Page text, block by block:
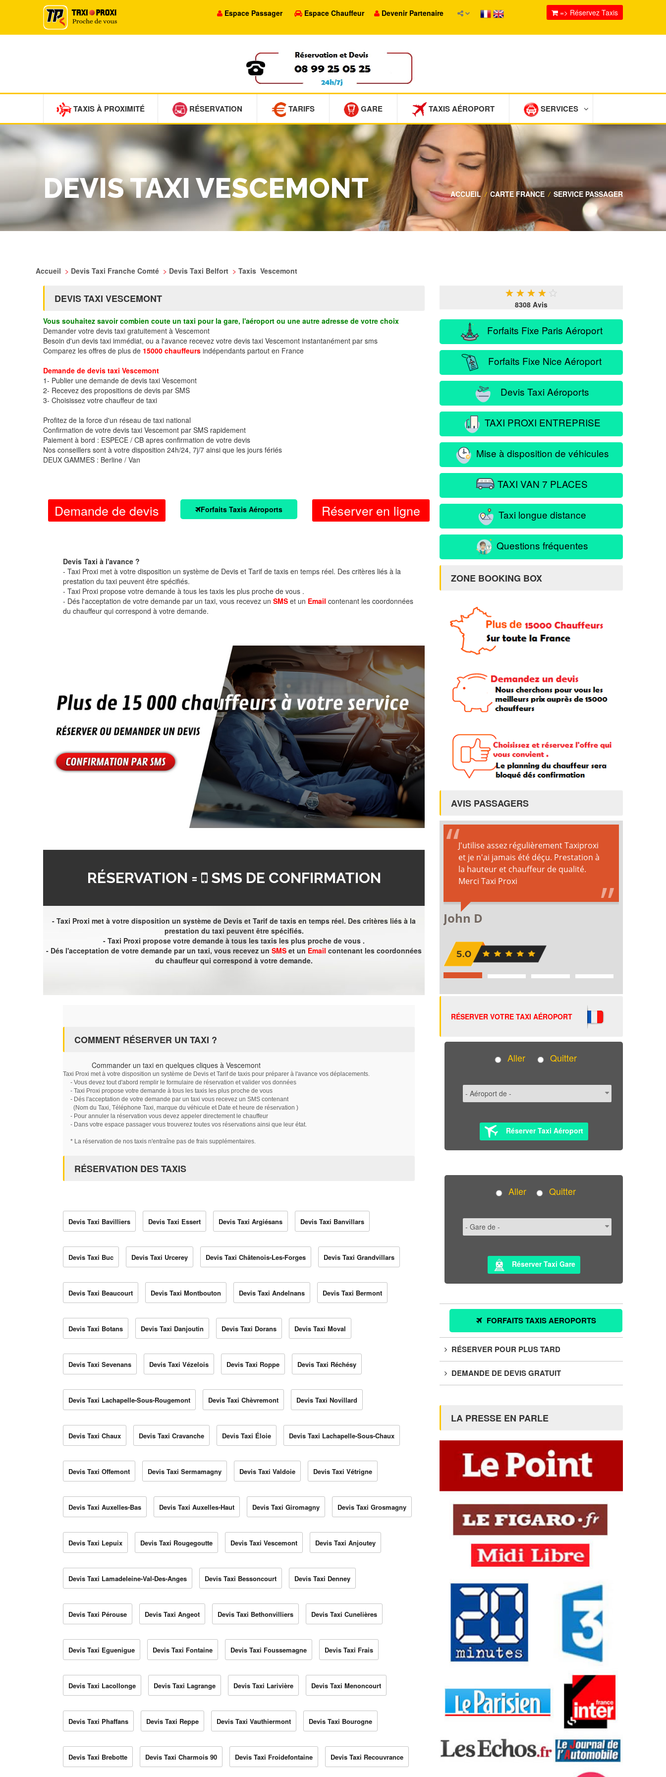
Espace Passager Espace Chauffeur Devenir Partenaire => Réservez Taxis
TAXIS À PROXIMITÉ RÉSERVATION TARIFS GARE TAXIS AÉROPORT SERVICES
DEVIS TAXI VESCEMONT ACCUEIL / CARTE FRANCE / SERVICE PASSAGER
Accueil > Devis Taxi Franche Comté > Devis Taxi Belfort > Taxis Vescemont
DEVIS TAXI VESCEMONT
Vous souhaitez savoir combien coute un taxi pour la gare, l'aéroport ou une autre adresse de votre choix
Demander votre devis taxi gratuitement à Vescemont
Besoin d'un devis taxi immédiat, ou a l'avance recevez votre devis taxi Vescemont instantanément par sms
Comparez les offres de plus de 15000 chauffeurs indépendants partout en France
Demande de devis taxi Vescemont
1- Publier une demande de devis taxi Vescemont
2- Recevez des propositions de devis par SMS
3- Choisissez votre chauffeur de taxi
Profitez de la force d'un réseau de taxi national
Confirmation de votre devis taxi Vescemont par SMS rapidement
Paiement à bord : ESPECE / CB apres confirmation de votre devis
Nos conseillers sont à votre disposition 24h/24, 7j/7 ainsi que les jours fériés
DEUX GAMMES : Berline / Van
Demande de devis Forfaits Taxis Aéroports Réserver en ligne
Devis Taxi à l'avance ?
- Taxi Proxi met à votre disposition un système de Devis et Tarif de taxis en temps réel. Des critères liés à la
prestation du taxi peuvent être spécifiés.
- Taxi Proxi propose votre demande à tous les taxis les plus proche de vous .
- Dés l'acceptation de votre demande par un taxi, vous recevez un SMS et un Email contenant les coordonnées
du chauffeur qui correspond à votre demande.
RÉSERVATION = SMS DE CONFIRMATION
- Taxi Proxi met à votre disposition un système de Devis et Tarif de taxis en temps réel. Des critères liés à la
prestation du taxi peuvent être spécifiés.
- Taxi Proxi propose votre demande à tous les taxis les plus proche de vous .
- Dés l'acceptation de votre demande par un taxi, vous recevez un SMS et un Email contenant les coordonnées
du chauffeur qui correspond à votre demande.
COMMENT RÉSERVER UN TAXI ?
Commander un taxi en quelques cliques à Vescemont
Taxi Proxi met à votre disposition un système de Devis et Tarif de taxis pour préparer à l'avance vos déplacements.
- Vous devez tout d'abord remplir le formulaire de réservation et valider vos données
- Taxi Proxi propose votre demande à tous les taxis les plus proche de vous
- Dés l'acceptation de votre demande par un taxi vous recevez un SMS contenant
(Nom du Taxi, Téléphone Taxi, marque du véhicule et Date et heure de réservation )
- Pour annuler la réservation vous devez appeler directement le chauffeur
- Dans votre espace passager vous trouverez toutes vos réservations ainsi que leur état.
* La réservation de nos taxis n'entraîne pas de frais supplémentaires.
RÉSERVATION DES TAXIS
Devis Taxi Bavilliers Devis Taxi Essert Devis Taxi Argiésans Devis Taxi Banvillars
Devis Taxi Buc Devis Taxi Urcerey Devis Taxi Châtenois-Les-Forges Devis Taxi Grandvillars
Devis Taxi Beaucourt Devis Taxi Montbouton Devis Taxi Andelnans Devis Taxi Bermont
Devis Taxi Botans Devis Taxi Danjoutin Devis Taxi Dorans Devis Taxi Moval
Devis Taxi Sevenans Devis Taxi Vézelois Devis Taxi Roppe Devis Taxi Réchésy
Devis Taxi Lachapelle-Sous-Rougemont Devis Taxi Chèvremont Devis Taxi Novillard
Devis Taxi Chaux Devis Taxi Cravanche Devis Taxi Éloie Devis Taxi Lachapelle-Sous-Chaux
Devis Taxi Offemont Devis Taxi Sermamagny Devis Taxi Valdoie Devis Taxi Vétrigne
Devis Taxi Auxelles-Bas Devis Taxi Auxelles-Haut Devis Taxi Giromagny Devis Taxi Grosmagny
Devis Taxi Lepuix Devis Taxi Rougegoutte Devis Taxi Vescemont Devis Taxi Anjoutey
Devis Taxi Lamadeleine-Val-Des-Anges Devis Taxi Bessoncourt Devis Taxi Denney
Devis Taxi Pérouse Devis Taxi Angeot Devis Taxi Bethonvilliers Devis Taxi Cunelières
Devis Taxi Eguenigue Devis Taxi Fontaine Devis Taxi Foussemagne Devis Taxi Frais
Devis Taxi Lacollonge Devis Taxi Lagrange Devis Taxi Larivière Devis Taxi Menoncourt
Devis Taxi Phaffans Devis Taxi Reppe Devis Taxi Vauthiermont Devis Taxi Bourogne
Devis Taxi Brebotte Devis Taxi Charmois 90 Devis Taxi Froidefontaine Devis Taxi Recouvrance
★ ★ ★ ★ ★
8308 Avis
Forfaits Fixe Paris Aéroport
Forfaits Fixe Nice Aéroport
Devis Taxi Aéroports
TAXI PROXI ENTREPRISE
Mise à disposition de véhicules
TAXI VAN 7 PLACES
Taxi longue distance
Questions fréquentes
ZONE BOOKING BOX
AVIS PASSAGERS
RÉSERVER VOTRE TAXI AÉROPORT
Aller Quitter
Réserver Taxi Aéroport
Aller Quitter
Réserver Taxi Gare
FORFAITS TAXIS AEROPORTS
RÉSERVER POUR PLUS TARD
DEMANDE DE DEVIS GRATUIT
LA PRESSE EN PARLE